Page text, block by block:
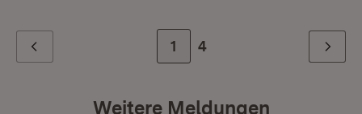
Zur Seite
1 Zur letzten Seite
4 Weiter
Weitere Meldungen